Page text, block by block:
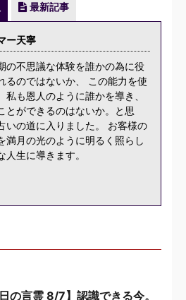
最新記事
ー天寧
の不思議な体験を誰かの為に役
るのではないか、 この能力を使
私も恩人のように誰かを導き、
とができるのはないか。と思
いの道に入りました。 お客様の
満月の光のように明るく照らし
人生に導きます。
日の言霊 8/7】認識できる今。